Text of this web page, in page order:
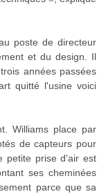
poste de directeur
et du design. Il
années passées
quitté l'usine voici
Williams place par
de capteurs pour
petite prise d'air est
ses cheminées
parce que sa